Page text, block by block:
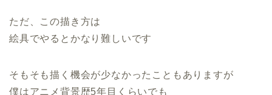
ただ、この描き方は
絵具でやるとかなり難しいです
そもそも描く機会が少なかったこともありますが
僕はアニメ背景歴5年目くらいでも